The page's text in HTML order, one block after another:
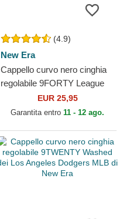
(4.9)
New Era
Cappello curvo nero cinghia
regolabile 9FORTY League
Essential dei Los Angeles
Dodgers MLB di New...
EUR 25,95
Garantita entro 11 - 12 ago.